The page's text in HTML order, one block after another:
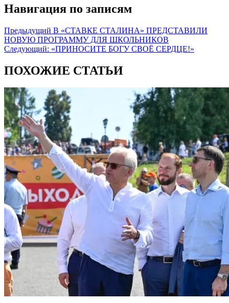
Навигация по записям
Предыдущий В «СТАВКЕ СТАЛИНА» ПРЕДСТАВИЛИ
НОВУЮ ПРОГРАММУ ДЛЯ ШКОЛЬНИКОВ
Следующий: «ПРИНОСИТЕ БОГУ СВОЁ СЕРДЦЕ!»
ПОХОЖИЕ СТАТЬИ